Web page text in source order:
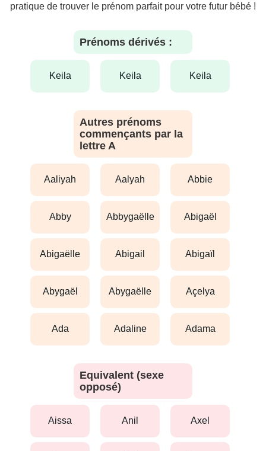
pratique de trouver le prénom parfait pour votre futur bébé !
Prénoms dérivés :
keila keila keila
Autres prénoms
commençants par la
lettre A
aaliyah aalyah abbie
abby abbygaëlle abigaël
abigaëlle abigail abigaïl
abygaël abygaëlle açelya
ada adaline adama
Equivalent (sexe
opposé)
aissa anil axel